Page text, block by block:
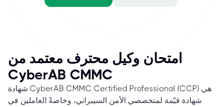
امتحان وكيل محترف معتمد من
CyberAB CMMC
شهادة CyberAB CMMC Certified Professional (CCP) هي
شهادة قيّمة لمتخصصي الأمن السيبراني، وخاصةً العاملين في